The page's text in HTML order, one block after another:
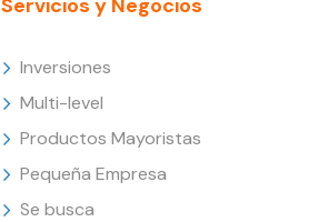
Inversiones
Multi-level
Productos Mayoristas
Pequeña Empresa
Se busca